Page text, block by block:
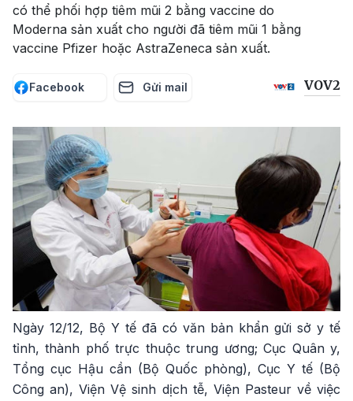
có thể phối hợp tiêm mũi 2 bằng vaccine do
Moderna sản xuất cho người đã tiêm mũi 1 bằng
vaccine Pfizer hoặc AstraZeneca sản xuất.
Facebook Gửi mail VOV2
Ngày 12/12, Bộ Y tế đã có văn bản khẩn gửi sở y tế
tỉnh, thành phố trực thuộc trung ương; Cục Quân y,
Tổng cục Hậu cần (Bộ Quốc phòng), Cục Y tế (Bộ
Công an), Viện Vệ sinh dịch tễ, Viện Pasteur về việc